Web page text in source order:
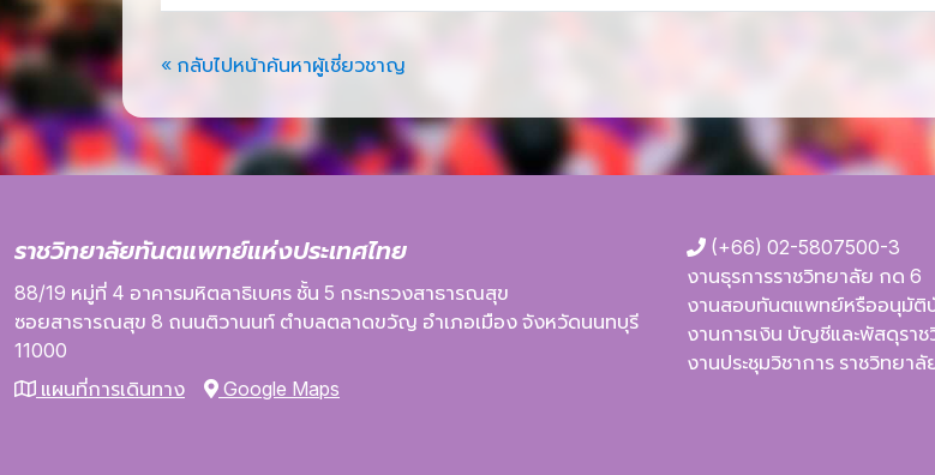
« กลับไปหน้าค้นหาผู้เชี่ยวชาญ
ราชวิทยาลัยทันตแพทย์แห่งประเทศไทย
88/19 หมู่ที่ 4 อาคารมหิตลาธิเบศร ชั้น 5 กระทรวงสาธารณสุข
ซอยสาธารณสุข 8 ถนนติวานนท์ ตำบลตลาดขวัญ อำเภอเมือง จังหวัดนนทบุรี
11000
แผนที่การเดินทาง
Google Maps
(+66) 02-5807500-3
งานธุรการราชวิทยาลัย กด 6
งานสอบทันตแพทย์หรืออนุมั
งานการเงิน บัญชีและพัสดุรา
งานประชุมวิชาการ ราชวิทยา